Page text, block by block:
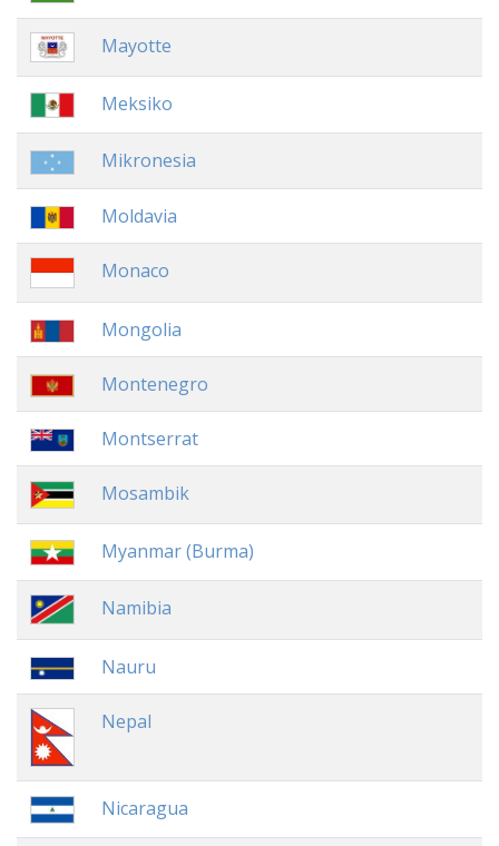
Mayotte
Meksiko
Mikronesia
Moldavia
Monaco
Mongolia
Montenegro
Montserrat
Mosambik
Myanmar (Burma)
Namibia
Nauru
Nepal
Nicaragua